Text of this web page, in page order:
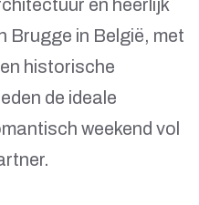
en heerlijk
Brugge in België, met
historische
de ideale
weekend vol